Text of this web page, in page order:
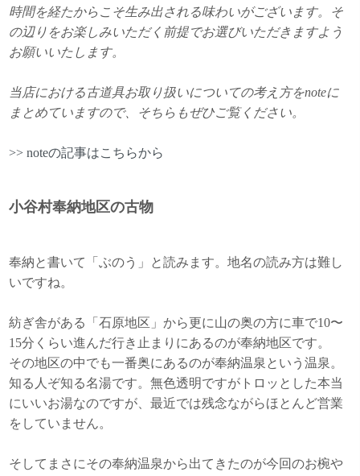
時間を経たからこそ生み出される味わいがございます。そ
の辺りをお楽しみいただく前提でお選びいただきますよう
お願いいたします。
当店における古道具お取り扱いについての考え方をnoteに
まとめていますので、そちらもぜひご覧ください。
>> noteの記事はこちらから
小谷村奉納地区の古物
奉納と書いて「ぶのう」と読みます。地名の読み方は難し
いですね。
紡ぎ舎がある「石原地区」から更に山の奥の方に車で10〜
15分くらい進んだ行き止まりにあるのが奉納地区です。
その地区の中でも一番奥にあるのが奉納温泉という温泉。
知る人ぞ知る名湯です。無色透明ですがトロッとした本当
にいいお湯なのですが、最近では残念ながらほとんど営業
をしていません。
そしてまさにその奉納温泉から出てきたのが今回のお椀や